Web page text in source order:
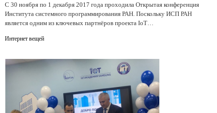
С 30 ноября по 1 декабря 2017 года проходила Открытая конференция
Института системного программирования РАН. Поскольку ИСП РАН
является одним из ключевых партнёров проекта IoT…
Интернет вещей